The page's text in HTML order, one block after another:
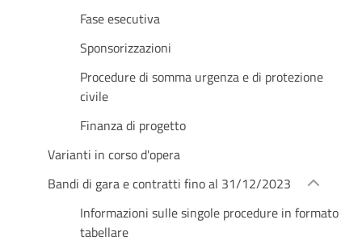
Fase esecutiva
Sponsorizzazioni
Procedure di somma urgenza e di protezione
civile
Finanza di progetto
Varianti in corso d'opera
Bandi di gara e contratti fino al 31/12/2023
Informazioni sulle singole procedure in formato
tabellare